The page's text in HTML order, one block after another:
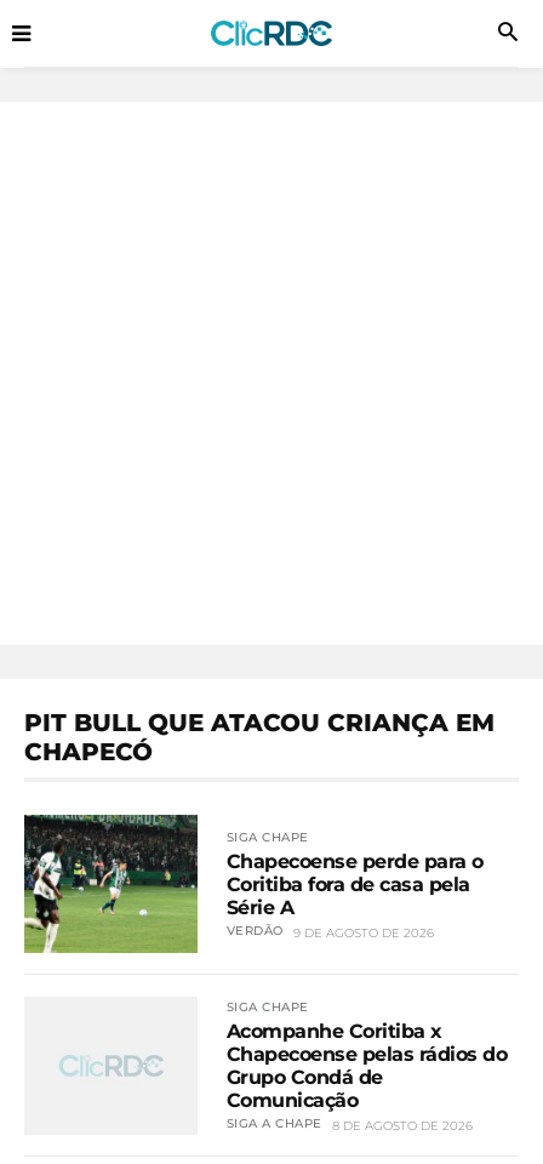
PIT BULL QUE ATACOU CRIANÇA EM
CHAPECÓ
SIGA CHAPE
Chapecoense perde para o
Coritiba fora de casa pela
Série A
VERDÃO 9 DE AGOSTO DE 2026
SIGA CHAPE
Acompanhe Coritiba x
Chapecoense pelas rádios do
Grupo Condá de
Comunicação
SIGA A CHAPE 8 DE AGOSTO DE 2026